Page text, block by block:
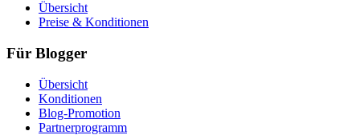
Übersicht
Preise & Konditionen
Für Blogger
Übersicht
Konditionen
Blog-Promotion
Partnerprogramm